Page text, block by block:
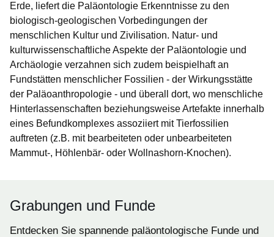
Erde, liefert die Paläontologie Erkenntnisse zu den
biologisch-geologischen Vorbedingungen der
menschlichen Kultur und Zivilisation. Natur- und
kulturwissenschaftliche Aspekte der Paläontologie und
Archäologie verzahnen sich zudem beispielhaft an
Fundstätten menschlicher Fossilien - der Wirkungsstätte
der Paläoanthropologie - und überall dort, wo menschliche
Hinterlassenschaften beziehungsweise Artefakte innerhalb
eines Befundkomplexes assoziiert mit Tierfossilien
auftreten (z.B. mit bearbeiteten oder unbearbeiteten
Mammut-, Höhlenbär- oder Wollnashorn-Knochen).
Grabungen und Funde
Entdecken Sie spannende paläontologische Funde und